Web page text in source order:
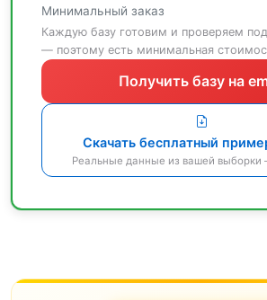
Минимальный заказ
Каждую базу готовим и проверяем
— поэтому есть минимальная
Получить базу на
Скачать бесплатный
Реальные данные из вашей